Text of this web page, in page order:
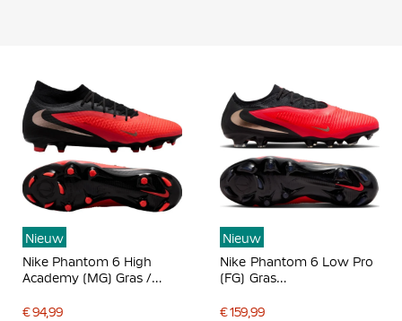
Nieuw
Nike Phantom 6 High
Academy (MG) Gras /
Voetbalschoenen Zwart
€ 94,99
Nieuw
Nike Phantom 6 Low Pro
(FG) Gras
Felrood Goud
€ 159,99